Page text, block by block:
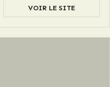
VOIR LE SITE